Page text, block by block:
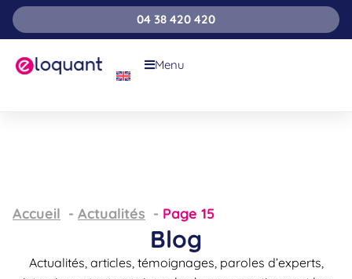
04 38 420 420
Menu
Accueil Actualités Page 15
Blog
Actualités, articles, témoignages, paroles d’experts,